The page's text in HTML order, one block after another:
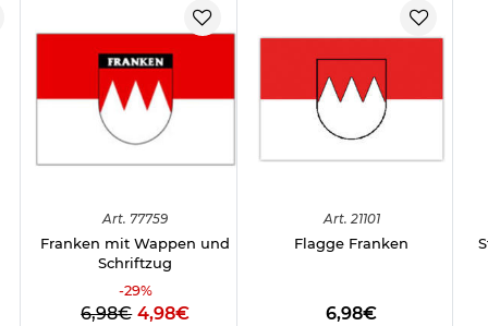
Art. 77759
Franken mit Wappen und
Schriftzug
-29%
6,98€ 4,98€
Art. 21101
Flagge Franken
6,98€